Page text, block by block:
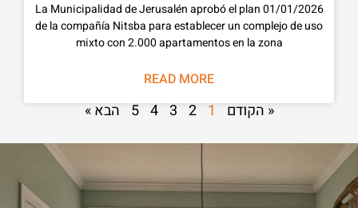
01/01/2026 La Municipalidad de Jerusalén aprobó el plan
de la compañía Nitsba para establecer un complejo de uso
mixto con 2.000 apartamentos en la zona
READ MORE
« הקודם 1
2
3
4
5 הבא »